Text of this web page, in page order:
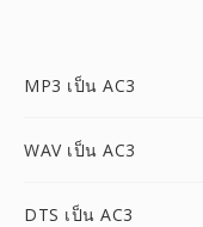
MP3 เป็น AC3
WAV เป็น AC3
DTS เป็น AC3